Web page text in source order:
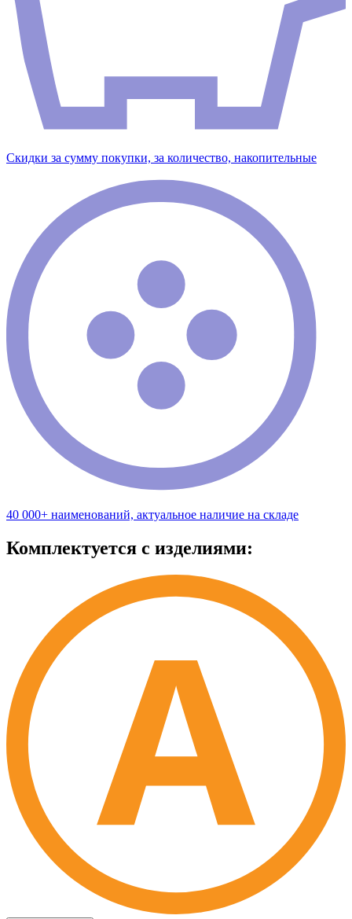
Скидки за сумму покупки, за количество, накопительные
40 000+ наименований, актуальное наличие на складе
Комплектуется с изделиями: